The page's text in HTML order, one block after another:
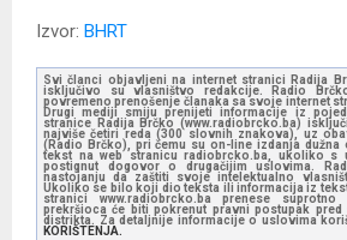
Izvor: BHRT
Svi članci objavljeni na internet stranici Radija
isključivo su vlasništvo redakcije. Radio
povremeno prenošenje članaka sa svoje internet
Drugi mediji smiju prenijeti informacije iz
stranice Radija Brčko (www.radiobrcko.ba)
najviše četiri reda (300 slovnih znakova), uz
(Radio Brčko), pri čemu su on-line izdanja
tekst na web stranicu radiobrcko.ba, ukoliko s
postignut dogovor o drugačijim uslovima.
nastojanju da zaštiti svoje intelektualno
Ukoliko se bilo koji dio teksta ili informacija iz
stranici www.radiobrcko.ba prenese
prekršioca će biti pokrenut pravni postupak pred
distrikta. Za detaljnije informacije o uslovima
KORIŠTENJA.